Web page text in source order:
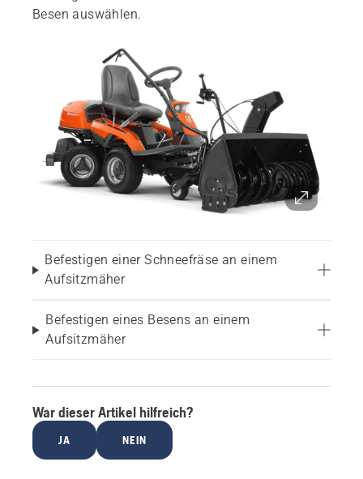
Besen auswählen.
Befestigen einer Schneefräse an einem
Aufsitzmäher
Befestigen eines Besens an einem
Aufsitzmäher
War dieser Artikel hilfreich?
JA NEIN